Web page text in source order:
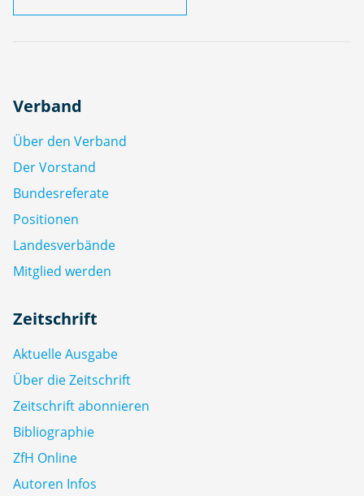
Verband
Über den Verband
Der Vorstand
Bundesreferate
Positionen
Landesverbände
Mitglied werden
Zeitschrift
Aktuelle Ausgabe
Über die Zeitschrift
Zeitschrift abonnieren
Bibliographie
ZfH Online
Autoren Infos